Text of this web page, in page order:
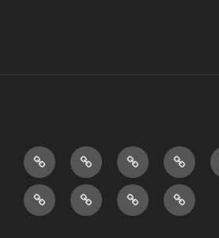
Home
Books
&…
TheaterVideos
Who
Am
Aphorisms
About
me
La
scuola